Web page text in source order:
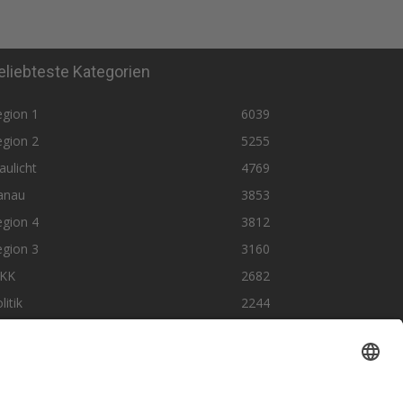
Kategorien
1
6039
2
5255
4769
3853
4
3812
3
3160
2682
2244